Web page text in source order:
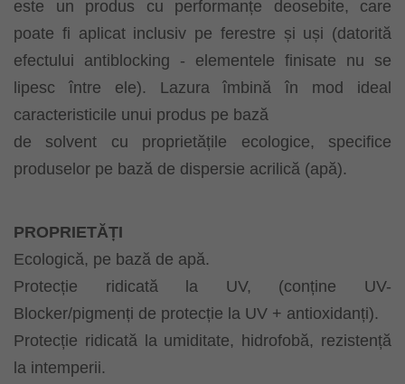
este un produs cu performanțe deosebite, care
poate fi aplicat inclusiv pe ferestre și uși (datorită
efectului antiblocking - elementele finisate nu se
lipesc între ele). Lazura îmbină în mod ideal
caracteristicile unui produs pe bază
de solvent cu proprietățile ecologice, specifice
produselor pe bază de dispersie acrilică (apă).
PROPRIETĂȚI
Ecologică, pe bază de apă.
Protecție ridicată la UV, (conține UV-
Blocker/pigmenți de protecție la UV + antioxidanți).
Protecție ridicată la umiditate, hidrofobă, rezistență
la intemperii.